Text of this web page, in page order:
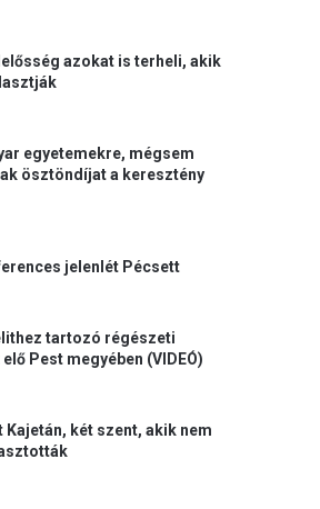
azokat is terheli, akik
egyetemekre, mégsem
ösztöndíjat a keresztény
jelenlét Pécsett
tartozó régészeti
Pest megyében (VIDEÓ)
Kajetán, két szent, akik nem